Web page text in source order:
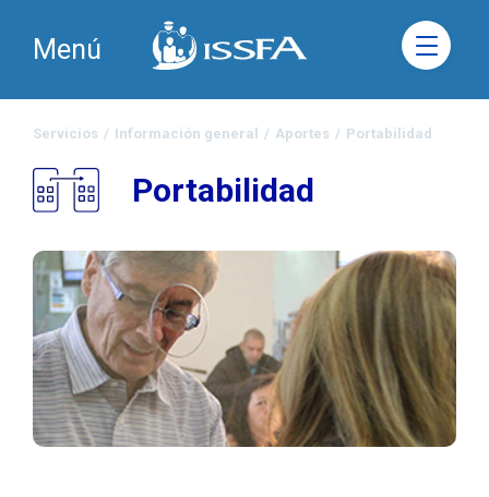
Menú
Servicios / Información general / Aportes / Portabilidad
Portabilidad